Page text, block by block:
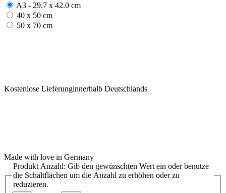
A3 - 29.7 x 42.0 cm
40 x 50 cm
50 x 70 cm
Kostenlose Lieferunginnerhalb Deutschlands
Made with love in Germany
Produkt Anzahl: Gib den gewünschten Wert ein oder benutze
die Schaltflächen um die Anzahl zu erhöhen oder zu
reduzieren.